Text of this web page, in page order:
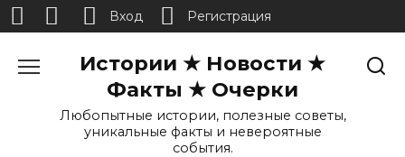
Истории ★ Новости ★
Факты ★ Очерки
Любопытные истории, полезные советы,
уникальные факты и невероятные
события.
Вход Регистрация